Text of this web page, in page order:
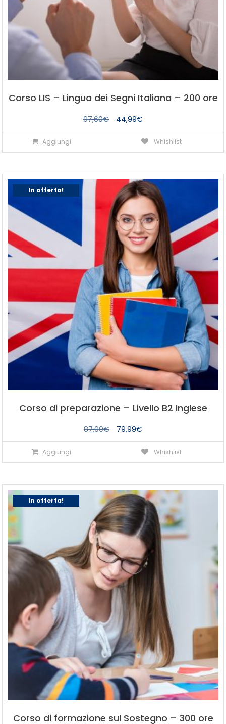
Corso LIS – Lingua dei Segni Italiana – 200 ore
97,60€
Il
prezzo
originale
44,99€
prezzo
attuale
Aggiungi Whishlist
In offerta!
Corso di preparazione – Livello B2 Inglese
87,00€
Il
prezzo
originale
79,99€
prezzo
attuale
Aggiungi Whishlist
In offerta!
Corso di formazione sul Sostegno – 300 ore